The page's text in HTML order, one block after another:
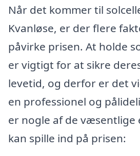
Når det kommer til
Kvanløse, er der flere
påvirke prisen. At holde
er vigtigt for at sikre
levetid, og derfor er det
en professionel og
er nogle af de væsentlige
kan spille ind på prisen: